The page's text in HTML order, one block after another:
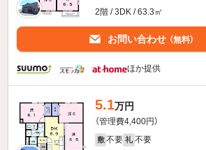
2階 / 3DK / 63.3㎡
お問い合わせ （無料）
ほか提供
5.1万円
（管理費4,400円）
敷 不要 礼 不要